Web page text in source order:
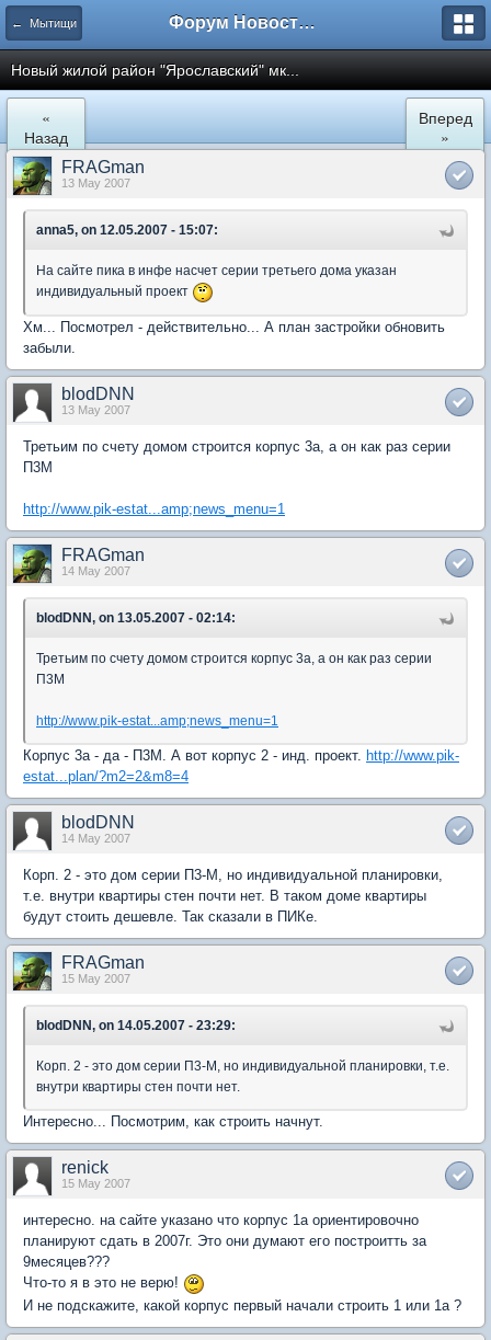
← Мытищи Форум Новостройки
Новый жилой район "Ярославский" мк...
«
Назад
Вперед
»
FRAGman
13 May 2007
anna5, on 12.05.2007 - 15:07:
На сайте пика в инфе насчет серии третьего дома указан
индивидуальный проект
Хм... Посмотрел - действительно... А план застройки обновить
забыли.
blodDNN
13 May 2007
Третьим по счету домом строится корпус 3а, а он как раз серии
П3М
http://www.pik-estat...amp;news_menu=1
FRAGman
14 May 2007
blodDNN, on 13.05.2007 - 02:14:
Третьим по счету домом строится корпус 3а, а он как раз серии
П3М
http://www.pik-estat...amp;news_menu=1
Корпус 3а - да - П3М. А вот корпус 2 - инд. проект. http://www.pik-
estat...plan/?m2=2&m8=4
blodDNN
14 May 2007
Корп. 2 - это дом серии П3-М, но индивидуальной планировки,
т.е. внутри квартиры стен почти нет. В таком доме квартиры
будут стоить дешевле. Так сказали в ПИКе.
FRAGman
15 May 2007
blodDNN, on 14.05.2007 - 23:29:
Корп. 2 - это дом серии П3-М, но индивидуальной планировки, т.е.
внутри квартиры стен почти нет.
Интересно... Посмотрим, как строить начнут.
renick
15 May 2007
интересно. на сайте указано что корпус 1а ориентировочно
планируют сдать в 2007г. Это они думают его построитть за
9месяцев???
Что-то я в это не верю!
И не подскажите, какой корпус первый начали строить 1 или 1а ?